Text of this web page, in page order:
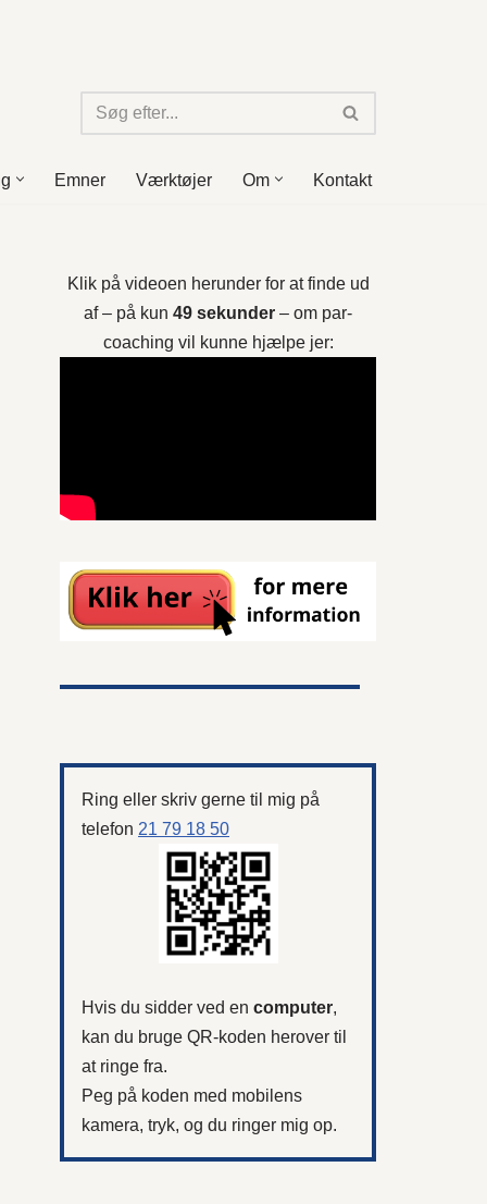
Emner Værktøjer Om Kontakt
Klik på videoen herunder for at finde ud
af – på kun 49 sekunder – om par-
coaching vil kunne hjælpe jer:
Ring eller skriv gerne til mig på
telefon 21 79 18 50
Hvis du sidder ved en computer,
kan du bruge QR-koden herover til
at ringe fra.
Peg på koden med mobilens
kamera, tryk, og du ringer mig op.